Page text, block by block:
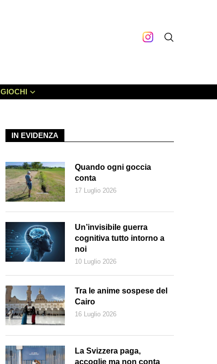
GIOCHI
IN EVIDENZA
Quando ogni goccia
conta
17 Luglio 2026
Un’invisibile guerra
cognitiva tutto intorno a
noi
10 Luglio 2026
Tra le anime sospese del
Cairo
16 Luglio 2026
La Svizzera paga,
accoglie ma non conta